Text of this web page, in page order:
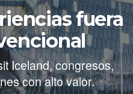
fuera
Iceland, congresos,
con alto valor.